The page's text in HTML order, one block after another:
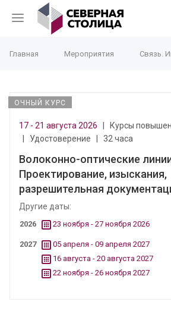
Главная Мероприятия Связь.
ОЧНЫЙ КУРС
17 - 21 августа 2026
Курсы
Удостоверение 32 часа
Волоконно-оптические
Проектирование, изыскания,
разрешительная
Другие даты:
2026 23 ноября - 27 ноября 2026
2027
05 апреля - 09 апреля 2027
16 августа - 20 августа 2027
22 ноября - 26 ноября 2027